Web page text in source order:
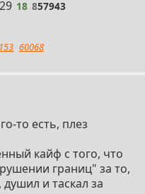
18 857943
60068
то есть, плез
кайф с того, что
границ" за то,
и таскал за